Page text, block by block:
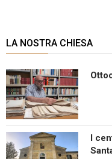
LA NOSTRA CHIESA
I